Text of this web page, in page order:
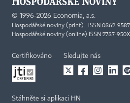
© 1996-2026 Economia, a.s.
Hospodářské noviny (print) ISSN 0862-9587
Hospodářské noviny (online) ISSN 2787-950X
Certifikováno Sledujte nás
Stáhněte si aplikaci HN